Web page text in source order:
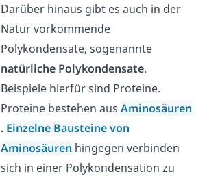
Darüber hinaus gibt es auch in der
Natur vorkommende
Polykondensate, sogenannte
natürliche Polykondensate.
Beispiele hierfür sind Proteine.
Proteine bestehen ausAminosäuren
. Einzelne Bausteine von
Aminosäuren hingegen verbinden
sich in einer Polykondensation zu